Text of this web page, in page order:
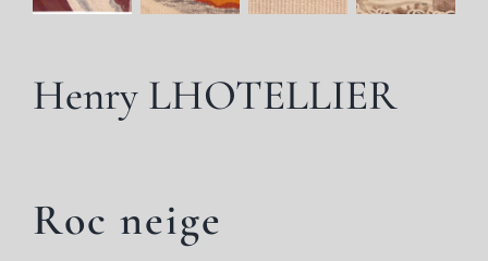
Henry LHOTELLIER
Roc neige